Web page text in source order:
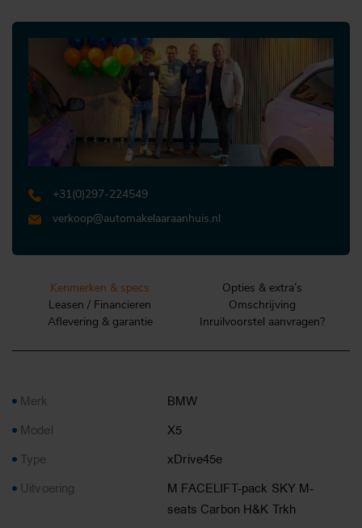
+31 (0)297-224549
verkoop@automakelaaraanhuis.nl
Kenmerken & specs
Opties & extra’s
Leasen / Financieren
Omschrijving
Aflevering & garantie
Inruilvoorstel aanvragen?
Merk
BMW
Model
X5
Type
xDrive45e
Uitvoering
M FACELIFT-pack SKY M-
seats Carbon H&K Trkh